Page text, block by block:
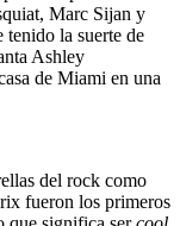
Marc Sijan y
la suerte de
Ashley
de Miami en una
del rock como
fueron los primeros